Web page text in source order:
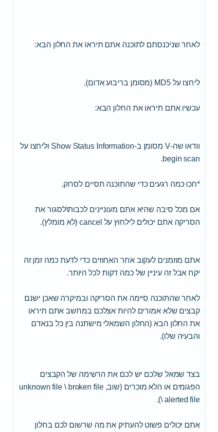
לאחר שניכנסתם לתוכנה אתם תיראו את החלון הבא:
ליחצו על MD5 (מסומן בריבוע אדום).
עכשיו אתם תיראו את החלון הבא:
וודאו שה-V מסומן ב-Show Status Information וליחצו על
begin scan.
*חכו כמה רגעים כדי שהתוכנה תסיים לסרוק.
אם מכל סיבה שהיא אתם מעוניינים לכבות\לסגור את
הסריקה אתם יכולים לילחוץ על cancel (לא מומלץ).
אתם מוזמנים לעקוב אחר האחוזים כדי לדעת כמה זמן זה
יקח אבל זה עיניין של כמה דקות לכל היותר.
לאחר שהתוכנה סיימה את הסריקה ובמיקרה שאכן ישנם
קבצים שלא אמורים להיות אצלכם במחשב אתם תיראו
את החלון הבא (החלון השמאלי מישתנה בין כל בנאדם
והבעיה שלו).
בצד שמאל שלכם יש לכם את הרשימה של הקבצים
הפגומים או הלא מוכרים (שוב, unknown file \ broken file
\ alerted file).
אתם יכולים פשוט להעתיק את מה שרשום לכם בחלון